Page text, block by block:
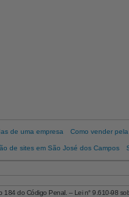
de uma empresa Como vender
de sites em São José dos Campos
do Código Penal. – Lei n° 9.610-98